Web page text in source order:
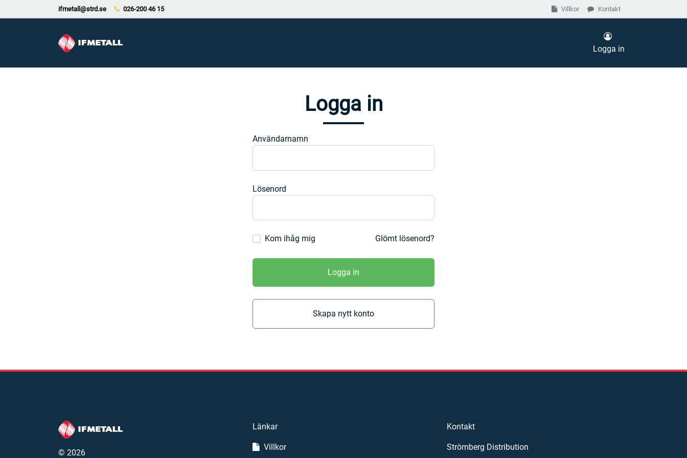
ifmetall@strd.se 026-200 46 15 Villkor Kontakt
Logga in
Logga in
Användarnamn
Lösenord
Kom ihåg mig Glömt lösenord?
Logga in
Skapa nytt konto
© 2026
Länkar
Villkor
Kontakt
Strömberg Distribution